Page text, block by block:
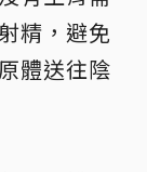
精，避免
體送往陰